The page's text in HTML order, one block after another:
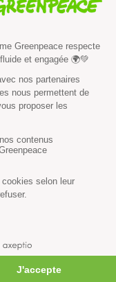
youtube
dans le monde
matière de cookies